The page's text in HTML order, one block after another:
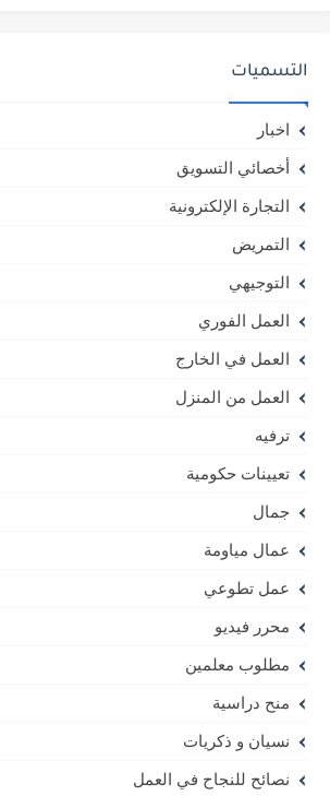
التسميات
اخبار
أخصائي التسويق
التجارة الإلكترونية
التمريض
التوجيهي
العمل الفوري
العمل في الخارج
العمل من المنزل
ترفيه
تعيينات حكومية
جمال
عمال مياومة
عمل تطوعي
محرر فيديو
مطلوب معلمين
منح دراسية
نسيان و ذكريات
نصائح للنجاح في العمل